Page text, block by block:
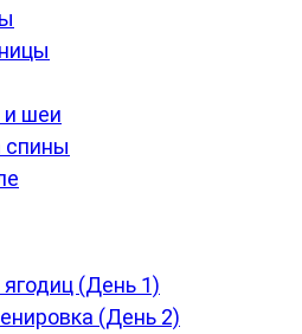
и шеи
спины
(День 1)
(День 2)